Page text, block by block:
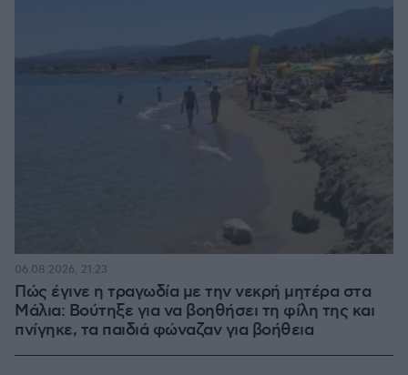
Πώς έγινε η τραγωδία με την νεκρή μητέρα στα
Μάλια: Βούτηξε για να βοηθήσει τη φίλη της και
πνίγηκε, τα παιδιά φώναζαν για βοήθεια
06.08.2026, 21:23